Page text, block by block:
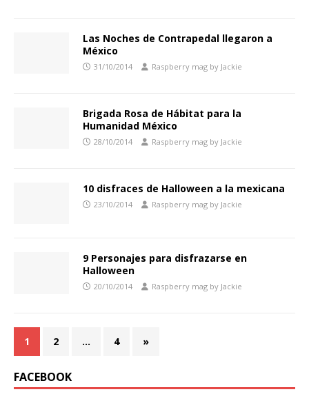
Las Noches de Contrapedal llegaron a
México
31/10/2014 Raspberry mag by Jackie
Brigada Rosa de Hábitat para la
Humanidad México
28/10/2014 Raspberry mag by Jackie
10 disfraces de Halloween a la mexicana
23/10/2014 Raspberry mag by Jackie
9 Personajes para disfrazarse en
Halloween
20/10/2014 Raspberry mag by Jackie
1 2 … 4 »
FACEBOOK